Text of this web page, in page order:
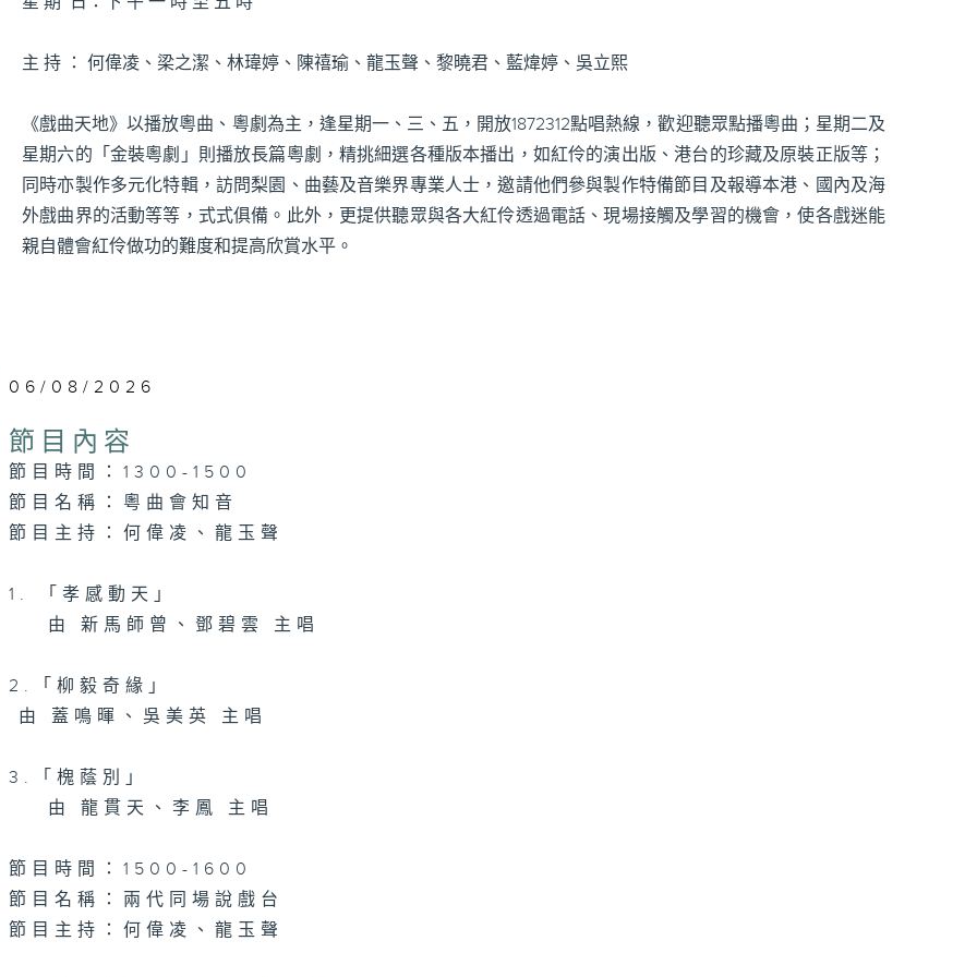
主 持 ： 何偉凌、梁之潔、林瑋婷、陳禧瑜、龍玉聲、黎曉君、藍煒婷、吳立熙
《戲曲天地》以播放粵曲、粵劇為主，逢星期一、三、五，開放1872312點唱熱線，歡迎聽眾點播粵曲；星期二及
星期六的「金裝粵劇」則播放長篇粵劇，精挑細選各種版本播出，如紅伶的演出版、港台的珍藏及原裝正版等；
同時亦製作多元化特輯，訪問梨園、曲藝及音樂界專業人士，邀請他們參與製作特備節目及報導本港、國內及海
外戲曲界的活動等等，式式俱備。此外，更提供聽眾與各大紅伶透過電話、現場接觸及學習的機會，使各戲迷能
親自體會紅伶做功的難度和提高欣賞水平。
06/08/2026
節目內容
節目時間：1300-1500
節目名稱：粵曲會知音
節目主持：何偉凌、龍玉聲
1. 「孝感動天」
由 新馬師曾、鄧碧雲 主唱
2.「柳毅奇緣」
由 蓋鳴暉、吳美英 主唱
3.「槐蔭別」
由 龍貫天、李鳳 主唱
節目時間：1500-1600
節目名稱：兩代同場說戲台
節目主持：何偉凌、龍玉聲